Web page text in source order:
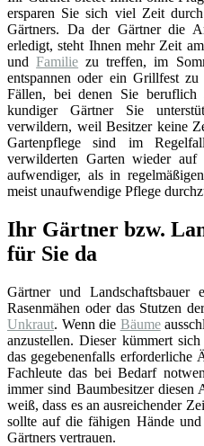
ersparen Sie sich viel Zeit
Gärtners. Da der Gärtner die
erledigt, steht Ihnen mehr Zeit
undFamilie zu treffen, im
entspannen oder ein Grillfest
Fällen, bei denen Sie beruflich
kundiger Gärtner Sie
verwildern, weil Besitzer keine
Gartenpflege sind im
verwilderten Garten wieder
aufwendiger, als in
meist unaufwendige Pflege
Ihr Gärtner bzw.
für Sie da
Gärtner und Landschaftsbauer
Rasenmähen oder das Stutzen
Unkraut. Wenn die Bäume
anzustellen. Dieser kümmert
das gegebenenfalls erforderliche
Fachleute das bei Bedarf
immer sind Baumbesitzer diesen
weiß, dass es an ausreichender
sollte auf die fähigen Hände und
Gärtners vertrauen.